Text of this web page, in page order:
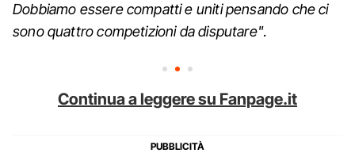
Dobbiamo essere compatti e uniti pensando che ci
sono quattro competizioni da disputare".
Continua a leggere su Fanpage.it